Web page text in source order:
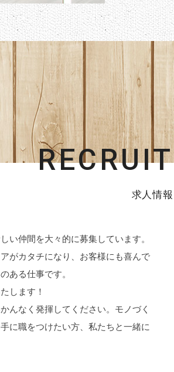
RECRUIT
求人情報
い仲間を大々的に募集しています。
がカタチになり、お客様にも喜んで
ある仕事です。
します！
んなく発揮してください。モノづく
に職をつけたい方、私たちと一緒に